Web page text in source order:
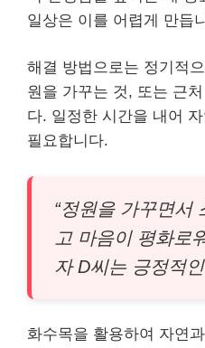
일상은 이를 어렵게 만듭
해결 방법으로는 정기적
원을 가꾸는 것, 또는 근
다. 일정한 시간을 내어
필요합니다.
“정원을 가꾸면서
고 마음이 평화로
자 D씨는 긍정적
화수목을 활용하여 자연